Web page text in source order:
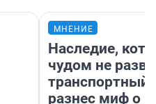
МНЕНИЕ
Наследие,
чудом не
транспортный
разнес миф о